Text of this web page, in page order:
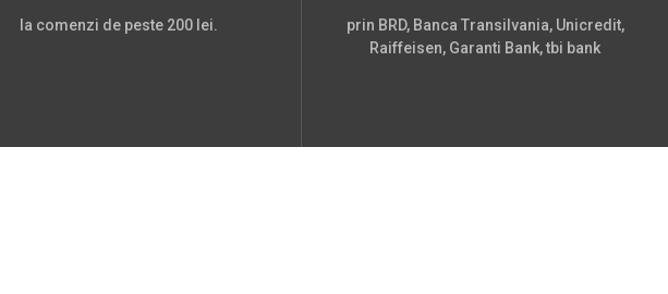
la comenzi de peste 200 lei.
prin BRD, Banca Transilvania, Unicredit,
Raiffeisen, Garanti Bank, tbi bank